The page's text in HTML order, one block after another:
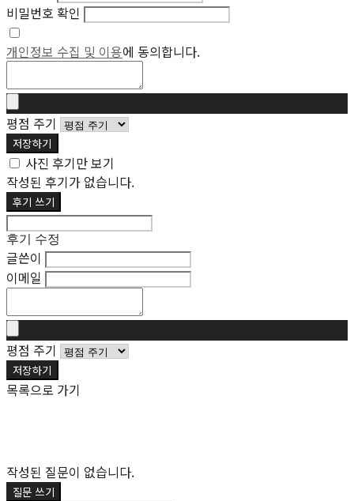
비밀번호 확인
개인정보 수집 및 이용에 동의합니다.
평점 주기
저장하기
사진 후기만 보기
작성된 후기가 없습니다.
후기 쓰기
후기 수정
글쓴이
이메일
평점 주기
저장하기
목록으로 가기
작성된 질문이 없습니다.
질문 쓰기